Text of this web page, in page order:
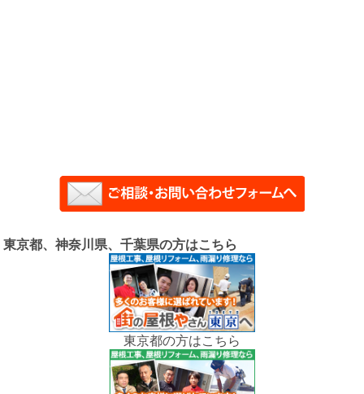
東京都、神奈川県、千葉県の方はこちら
東京都の方はこちら